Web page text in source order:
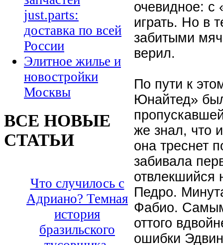
just.parts:
доставка по всей
России
Элитное жилье и
новостройки
Москвы
ВСЕ НОВЫЕ
СТАТЬИ
Что случилось с
Адриано? Темная
история
бразильского
очевидное: с
играть. Но в
забитыми
верил.
По пути к
Юнайтед»
же знал, что
она треснет
забивала
отвлекшийся
Педро.
Фабио.
оттого
ошибки